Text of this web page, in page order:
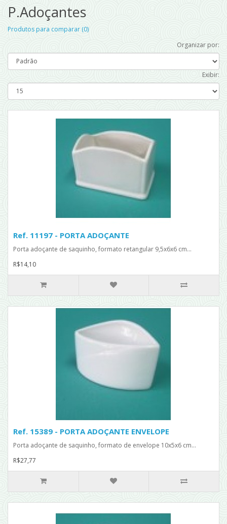
P.Adoçantes
Produtos para comparar (0)
Organizar por:
Exibir:
Ref. 11197 - PORTA ADOÇANTE
Porta adoçante de saquinho, formato retangular 9,5x6x6 cm...
R$14,10
Ref. 15389 - PORTA ADOÇANTE ENVELOPE
Porta adoçante de saquinho, formato de envelope 10x5x6 cm...
R$27,77